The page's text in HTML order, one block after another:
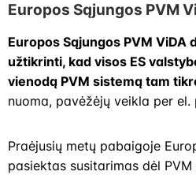
Europos Sąjungos PVM
Europos Sąjungos PVM
užtikrinti, kad visos ES
vienodą PVM sistemą tam
nuoma, pavėžėjų veikla per
Praėjusių metų pabaigoje
pasiektas susitarimas dėl